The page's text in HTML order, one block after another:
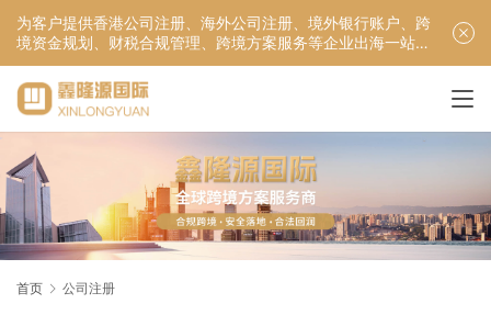
为客户提供香港公司注册、海外公司注册、境外银行账户、跨
境资金规划、财税合规管理、跨境方案服务等企业出海一站式
服务！
首页 公司注册